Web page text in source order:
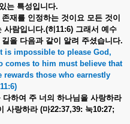
있는 특성입니다.
존재를 인정하는 것이요 모든 것이
사람입니다.(히 11:6) 그래서 예수
길을 다음과 같이 알려 주셨습니다.
is impossible to please God,
comes to him must believe that
rewards those who earnestly
다하여 주 너의 하나님을 사랑하라
사랑하라(마22:37,39: 눅10:27;